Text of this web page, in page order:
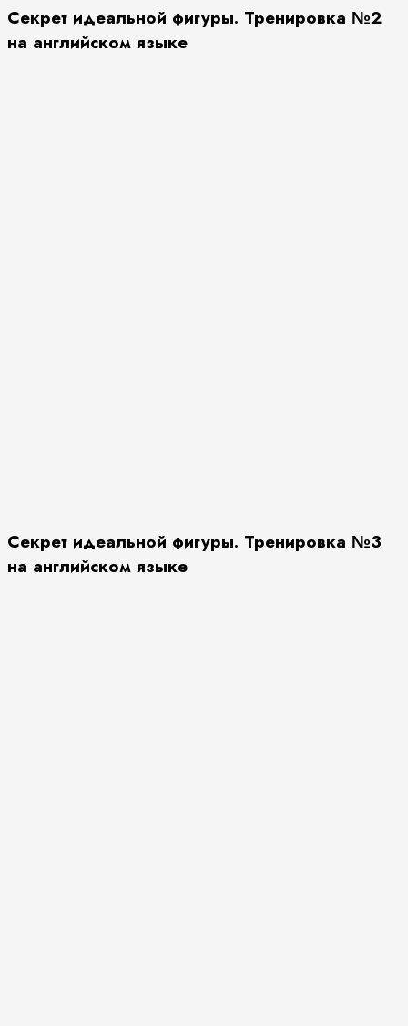
Секрет идеальной фигуры. Тренировка №2
на английском языке
Секрет идеальной фигуры. Тренировка №3
на английском языке